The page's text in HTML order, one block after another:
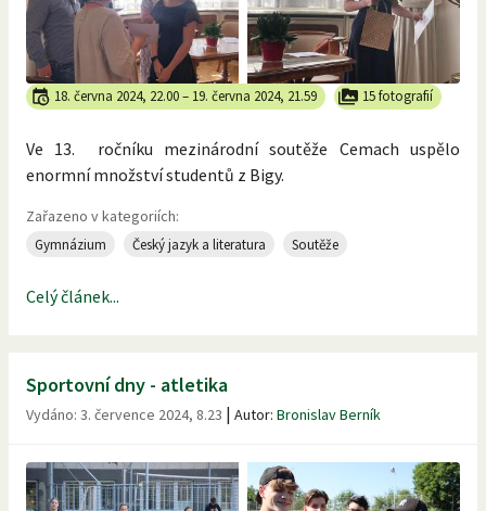
18. června 2024, 22.00– 19. června 2024, 21.59 15 fotografií
Ve 13. ročníku mezinárodní soutěže Cemach uspělo
enormní množství studentů z Bigy.
Zařazeno v kategoriích:
Gymnázium Český jazyk a literatura Soutěže
Celý článek...
Sportovní dny - atletika
Vydáno: 3. července 2024, 8.23 | Autor: Bronislav Berník